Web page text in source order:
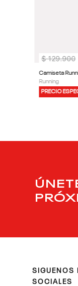
Camiseta
Running
PRECIO
$ 129.900
SIGUENOS
SOCIALES